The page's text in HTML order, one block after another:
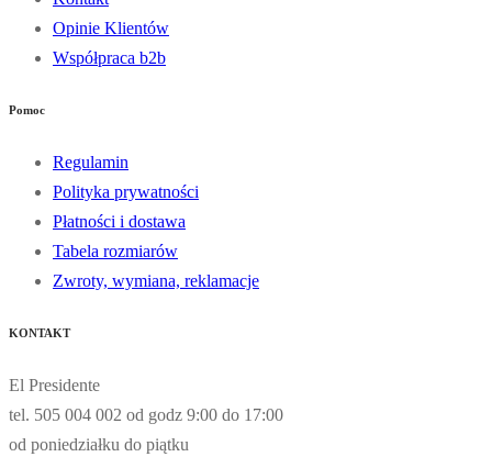
Opinie Klientów
Współpraca b2b
Pomoc
Regulamin
Polityka prywatności
Płatności i dostawa
Tabela rozmiarów
Zwroty, wymiana, reklamacje
KONTAKT
El Presidente
tel. 505 004 002 od godz 9:00 do 17:00
od poniedziałku do piątku